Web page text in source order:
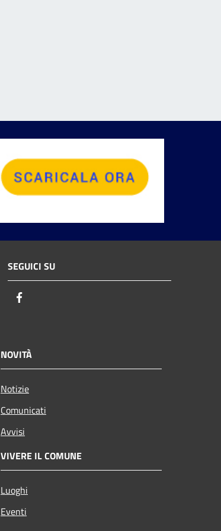
SEGUICI SU
NOVITÀ
Notizie
Comunicati
Avvisi
VIVERE IL COMUNE
Luoghi
Eventi